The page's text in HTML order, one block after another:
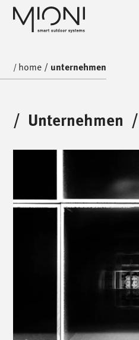
/ home / unternehmen
/ Unternehmen /